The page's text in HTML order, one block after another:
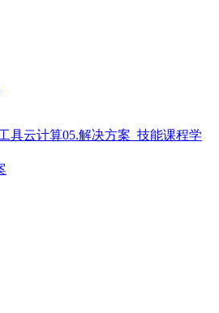
具云计算05.解决方案_技能课程学